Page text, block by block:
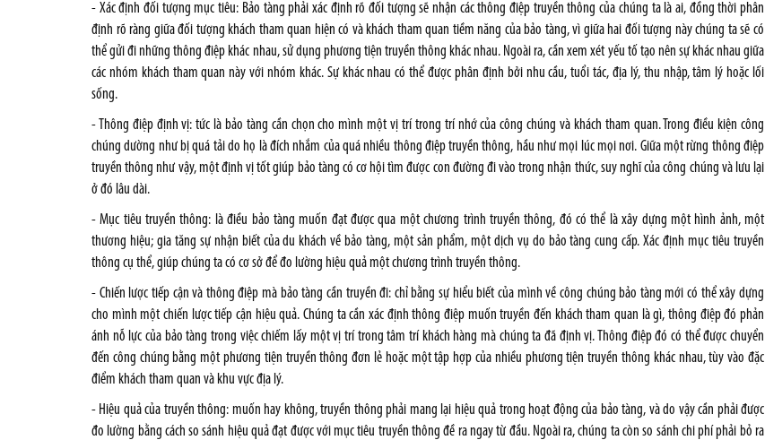
- Xác định đối tượng mục tiêu: Bảo tàng phải xác định rõ đối tượng sẽ nhận các thông điệp truyền thông của chúng ta là ai, đồng thời phân
định rõ ràng giữa đối tượng khách tham quan hiện có và khách tham quan tiềm năng của bảo tàng, vì giữa hai đối tượng này chúng ta sẽ có
thể gửi đi những thông điệp khác nhau, sử dụng phương tiện truyền thông khác nhau. Ngoài ra, cần xem xét yếu tố tạo nên sự khác nhau giữa
các nhóm khách tham quan này với nhóm khác. Sự khác nhau có thể được phân định bởi nhu cầu, tuổi tác, địa lý, thu nhập, tâm lý hoặc lối
sống.
- Thông điệp định vị: tức là bảo tàng cần chọn cho mình một vị trí trong trí nhớ của công chúng và khách tham quan. Trong điều kiện công
chúng dường như bị quá tải do họ là đích nhắm của quá nhiều thông điệp truyền thông, hầu như mọi lúc mọi nơi. Giữa một rừng thông điệp
truyền thông như vậy, một định vị tốt giúp bảo tàng có cơ hội tìm được con đường đi vào trong nhận thức, suy nghĩ của công chúng và lưu lại
ở đó lâu dài.
- Mục tiêu truyền thông: là điều bảo tàng muốn đạt được qua một chương trình truyền thông, đó có thể là xây dựng một hình ảnh, một
thương hiệu; gia tăng sự nhận biết của du khách về bảo tàng, một sản phẩm, một dịch vụ do bảo tàng cung cấp. Xác định mục tiêu truyền
thông cụ thể, giúp chúng ta có cơ sở để đo lường hiệu quả một chương trình truyền thông.
- Chiến lược tiếp cận và thông điệp mà bảo tàng cần truyền đi: chỉ bằng sự hiểu biết của mình về công chúng bảo tàng mới có thể xây dựng
cho mình một chiến lược tiếp cận hiệu quả. Chúng ta cần xác định thông điệp muốn truyền đến khách tham quan là gì, thông điệp đó phản
ánh nỗ lực của bảo tàng trong việc chiếm lấy một vị trí trong tâm trí khách hàng mà chúng ta đã định vị. Thông điệp đó có thể được chuyển
đến công chúng bằng một phương tiện truyền thông đơn lẻ hoặc một tập hợp của nhiều phương tiện truyền thông khác nhau, tùy vào đặc
điểm khách tham quan và khu vực địa lý.
- Hiệu quả của truyền thông: muốn hay không, truyền thông phải mang lại hiệu quả trong hoạt động của bảo tàng, và do vậy cần phải được
đo lường bằng cách so sánh hiệu quả đạt được với mục tiêu truyền thông đề ra ngay từ đầu. Ngoài ra, chúng ta còn so sánh chi phí phải bỏ ra